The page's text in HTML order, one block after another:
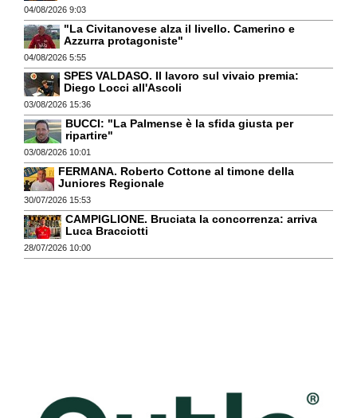
04/08/2026 9:03
"La Civitanovese alza il livello. Camerino e
Azzurra protagoniste"
04/08/2026 5:55
SPES VALDASO. Il lavoro sul vivaio premia:
Diego Locci all'Ascoli
03/08/2026 15:36
BUCCI: "La Palmense è la sfida giusta per
ripartire"
03/08/2026 10:01
FERMANA. Roberto Cottone al timone della
Juniores Regionale
30/07/2026 15:53
CAMPIGLIONE. Bruciata la concorrenza: arriva
Luca Bracciotti
28/07/2026 10:00